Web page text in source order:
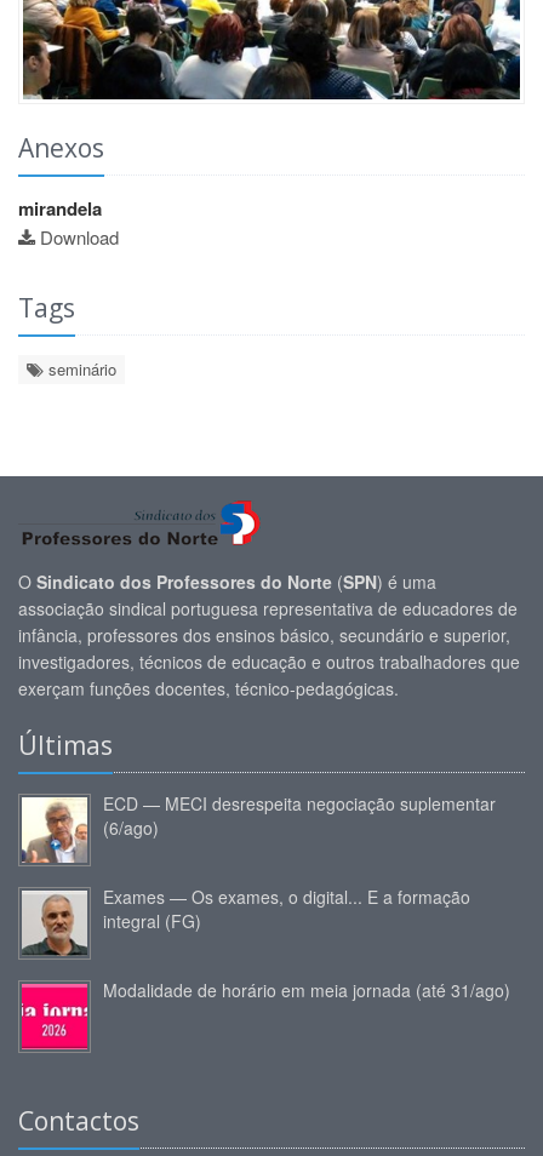
Anexos
mirandela
Download
Tags
seminário
O Sindicato dos Professores do Norte (SPN) é uma
associação sindical portuguesa representativa de educadores de
infância, professores dos ensinos básico, secundário e superior,
investigadores, técnicos de educação e outros trabalhadores que
exerçam funções docentes, técnico-pedagógicas.
Últimas
ECD — MECI desrespeita negociação suplementar
(6/ago)
Exames — Os exames, o digital... E a formação
integral (FG)
Modalidade de horário em meia jornada (até 31/ago)
Contactos